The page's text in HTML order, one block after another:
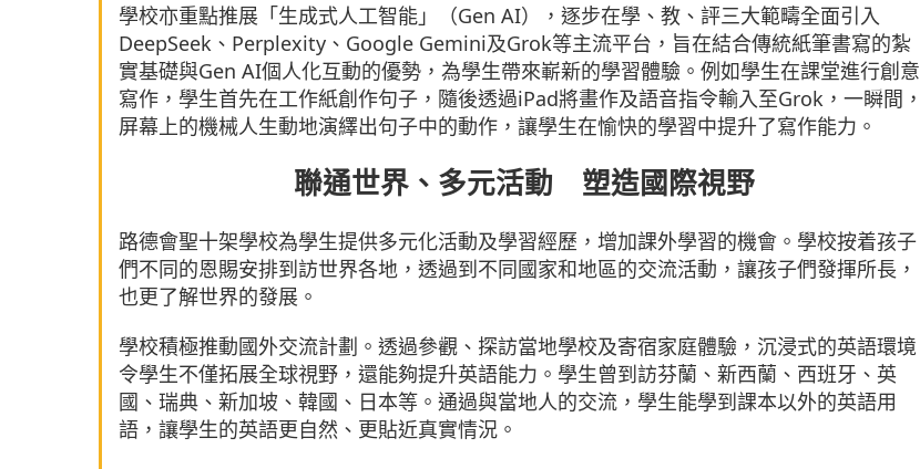
學校亦重點推展「生成式人工智能」（Gen AI），逐步在學、教、評三大範疇全面引入
DeepSeek、Perplexity、Google Gemini及Grok等主流平台，旨在結合傳統紙筆書寫的紮
實基礎與Gen AI個人化互動的優勢，為學生帶來嶄新的學習體驗。例如學生在課堂進行創意
寫作，學生首先在工作紙創作句子，隨後透過iPad將畫作及語音指令輸入至Grok，一瞬間，
屏幕上的機械人生動地演繹出句子中的動作，讓學生在愉快的學習中提升了寫作能力。
聯通世界、多元活動 塑造國際視野
路德會聖十架學校為學生提供多元化活動及學習經歷，增加課外學習的機會。學校按着孩子
們不同的恩賜安排到訪世界各地，透過到不同國家和地區的交流活動，讓孩子們發揮所長，
也更了解世界的發展。
學校積極推動國外交流計劃。透過參觀、探訪當地學校及寄宿家庭體驗，沉浸式的英語環境
令學生不僅拓展全球視野，還能夠提升英語能力。學生曾到訪芬蘭、新西蘭、西班牙、英
國、瑞典、新加坡、韓國、日本等。通過與當地人的交流，學生能學到課本以外的英語用
語，讓學生的英語更自然、更貼近真實情況。